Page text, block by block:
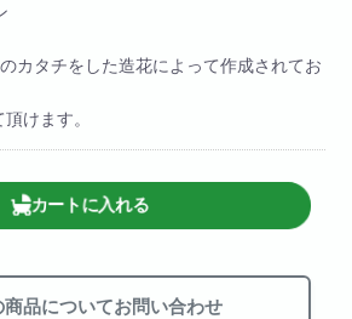
カタチをした造花によって作成されてお
けます。
カートに入れる
商品についてお問い合わせ